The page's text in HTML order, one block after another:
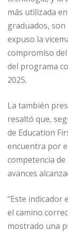
más utilizada
graduados, son
expuso la
compromiso
del programa
2025.
La también
resaltó que,
de Education
encuentra por
competencia
avances
“Este indicador
el camino
mostrado una